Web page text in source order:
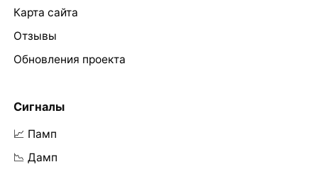
Карта сайта
Отзывы
Обновления проекта
Сигналы
📈 Памп
📉 Дамп